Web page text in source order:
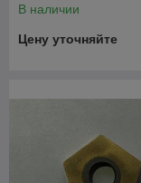
В наличии
Цену уточняйте